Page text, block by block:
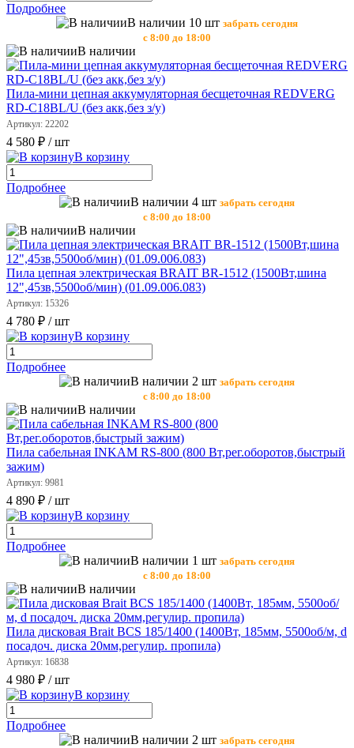
Подробнее
В наличии 10 шт забрать сегодня
с 8:00 до 18:00
В наличии
Пила-мини цепная аккумуляторная бесщеточная REDVERG
RD-C18BL/U (без акк,без з/у)
Артикул: 22202
4 580 ₽ / шт
В корзину
Подробнее
В наличии 4 шт забрать сегодня
с 8:00 до 18:00
В наличии
Пила цепная электрическая BRAIT BR-1512 (1500Вт,шина
12",45зв,5500об/мин) (01.09.006.083)
Артикул: 15326
4 780 ₽ / шт
В корзину
Подробнее
В наличии 2 шт забрать сегодня
с 8:00 до 18:00
В наличии
Пила сабельная INKAM RS-800 (800 Вт,рег.оборотов,быстрый
зажим)
Артикул: 9981
4 890 ₽ / шт
В корзину
Подробнее
В наличии 1 шт забрать сегодня
с 8:00 до 18:00
В наличии
Пила дисковая Brait BCS 185/1400 (1400Вт, 185мм, 5500об/м, d
посадоч. диска 20мм,регулир. пропила)
Артикул: 16838
4 980 ₽ / шт
В корзину
Подробнее
В наличии 2 шт забрать сегодня